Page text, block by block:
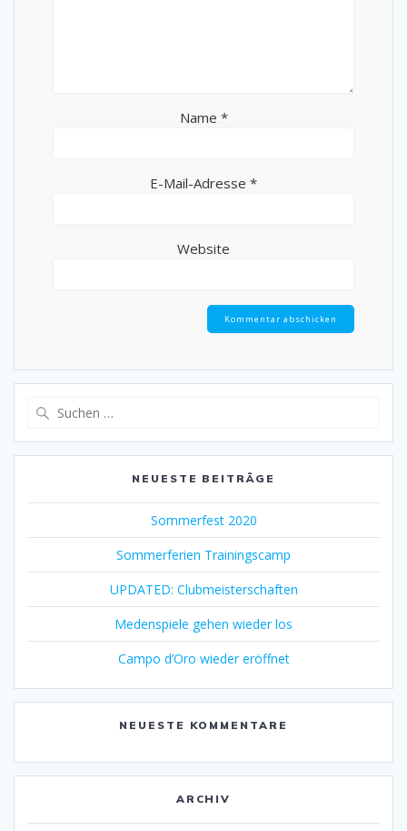
Name *
E-Mail-Adresse *
Website
NEUESTE BEITRÄGE
Sommerfest 2020
Sommerferien Trainingscamp
UPDATED: Clubmeisterschaften
Medenspiele gehen wieder los
Campo d’Oro wieder eröffnet
NEUESTE KOMMENTARE
ARCHIV